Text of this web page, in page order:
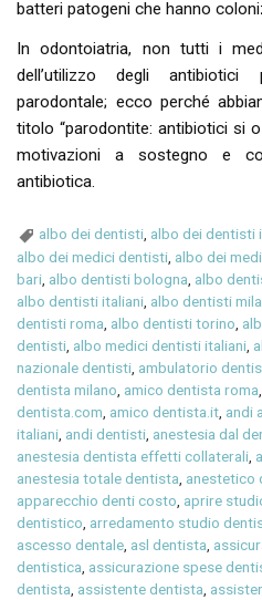
batteri patogeni che hanno
In odontoiatria, non tutti i
dell’utilizzo degli
parodontale; ecco perché
titolo “parodontite: antibiotici si
motivazioni a sostegno e
antibiotica.
albo dei dentisti albo dei dentisti
albo dei medici dentisti, albo dei
bari, albo dentisti bologna, albo
albo dentisti italiani, albo dentisti
dentisti roma, albo dentisti torino,
dentisti, albo medici dentisti italiani,
nazionale dentisti, ambulatorio
dentista milano, amico dentista roma,
dentista.com, amico dentista.it, andi
italiani, andi dentisti, anestesia dal
anestesia dentista effetti collaterali,
anestesia totale dentista, anestetico
apparecchio denti costo, aprire
dentistico, arredamento studio
ascesso dentale, asl dentista,
dentistica, assicurazione spese
dentista, assistente dentista,